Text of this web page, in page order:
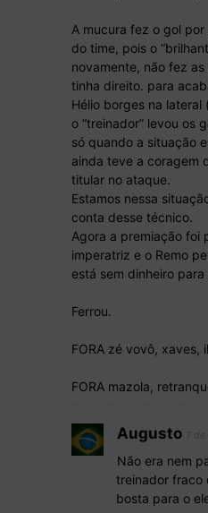
A mucura fez o gol
do time, pois o
novamente, não fez
tinha direito. para
Hélio borges na
o “treinador” levou os
só quando a situação
ainda teve a coragem
titular no ataque.
Estamos nessa
conta desse técnico.
Agora a premiação foi
imperatriz e o Remo
está sem dinheiro para
Ferrou.
FORA zé vovô, xaves,
FORA mazola,
Augusto
Não era nem
treinador fraco
bosta para o